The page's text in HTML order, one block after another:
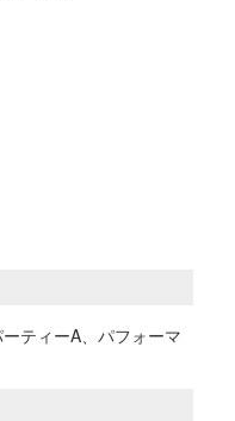
ティーA、パフォーマ